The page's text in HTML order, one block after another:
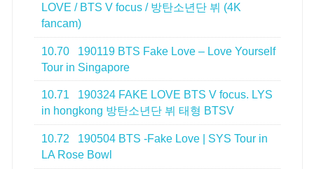
LOVE / BTS V focus / 방탄소년단 뷔 (4K
fancam)
10.70
190119 BTS Fake Love – Love Yourself
Tour in Singapore
10.71
190324 FAKE LOVE BTS V focus. LYS
in hongkong 방탄소년단 뷔 태형 BTSV
10.72
190504 BTS -Fake Love | SYS Tour in
LA Rose Bowl